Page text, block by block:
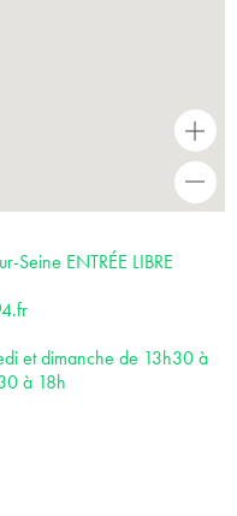
+
ENTRÉE LIBRE
et dimanche de 13h30 à
à 18h